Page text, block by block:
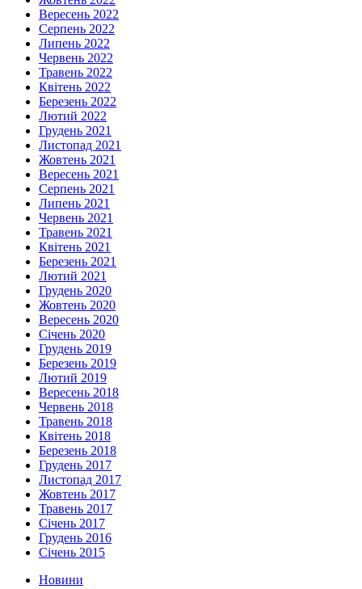
Вересень 2022
Серпень 2022
Липень 2022
Червень 2022
Травень 2022
Квітень 2022
Березень 2022
Лютий 2022
Грудень 2021
Листопад 2021
Жовтень 2021
Вересень 2021
Серпень 2021
Липень 2021
Червень 2021
Травень 2021
Квітень 2021
Березень 2021
Лютий 2021
Грудень 2020
Жовтень 2020
Вересень 2020
Січень 2020
Грудень 2019
Березень 2019
Лютий 2019
Вересень 2018
Червень 2018
Травень 2018
Квітень 2018
Березень 2018
Грудень 2017
Листопад 2017
Жовтень 2017
Травень 2017
Січень 2017
Грудень 2016
Січень 2015
Новини